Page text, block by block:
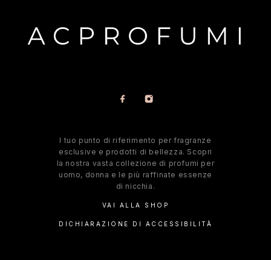
l tuo punto di riferimento per fragranze
esclusive e prodotti di bellezza. Scopri
la nostra vasta collezione di profumi per
uomo, donna e le più raffinate essenze
di nicchia.
VAI ALLA SHOP
DICHIARAZIONE DI ACCESSIBILITÀ